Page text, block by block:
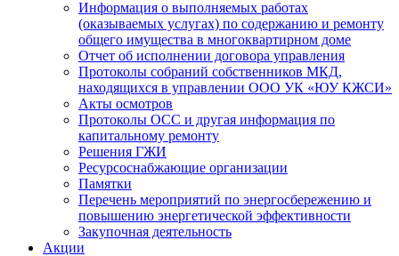
Информация о выполняемых работах
(оказываемых услугах) по содержанию и ремонту
общего имущества в многоквартирном доме
Отчет об исполнении договора управления
Протоколы собраний собственников МКД,
находящихся в управлении ООО УК «ЮУ КЖСИ»
Акты осмотров
Протоколы ОСС и другая информация по
капитальному ремонту
Решения ГЖИ
Ресурсоснабжающие организации
Памятки
Перечень мероприятий по энергосбережению и
повышению энергетической эффективности
Закупочная деятельность
Акции